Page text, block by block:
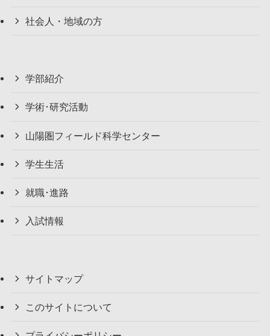
社会人・地域の方
学部紹介
学術･研究活動
山陽圏フィールド科学センター
学生生活
就職･進路
入試情報
サイトマップ
このサイトについて